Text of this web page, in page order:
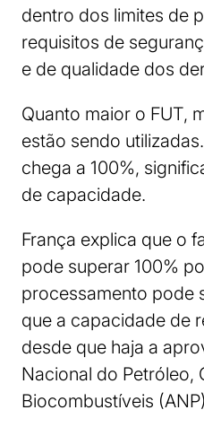
dentro dos limites de
requisitos de
e de qualidade dos
Quanto maior o FUT,
estão sendo
chega a 100%,
de capacidade.
França explica que o
pode superar 100%
processamento pode
que a capacidade de
desde que haja a
Nacional do Petróleo,
Biocombustíveis